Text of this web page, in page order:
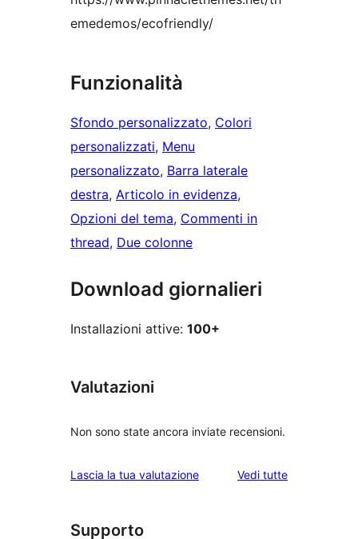
emedemos/ecofriendly/
Funzionalità
Sfondo personalizzato, Colori
personalizzati, Menu
personalizzato, Barra laterale
destra, Articolo in evidenza
Opzioni del tema, Commenti in
thread, Due colonne
Download giornalieri
Installazioni attive: 100+
Valutazioni
Non sono state ancora inviate recensioni.
Lascia la tua valutazione Vedi tuttele
Supporto